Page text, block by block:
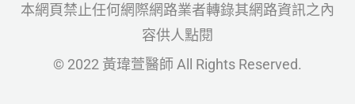
本網頁禁止任何網際網路業者轉錄其網路資訊之內
容供人點閱
© 2022 黃瑋萱醫師 All Rights Reserved.